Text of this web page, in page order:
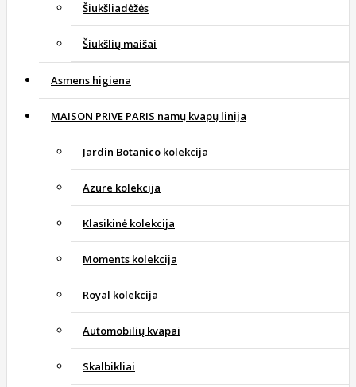
Šiukšliadėžės
Šiukšlių maišai
Asmens higiena
MAISON PRIVE PARIS namų kvapų linija
Jardin Botanico kolekcija
Azure kolekcija
Klasikinė kolekcija
Moments kolekcija
Royal kolekcija
Automobilių kvapai
Skalbikliai